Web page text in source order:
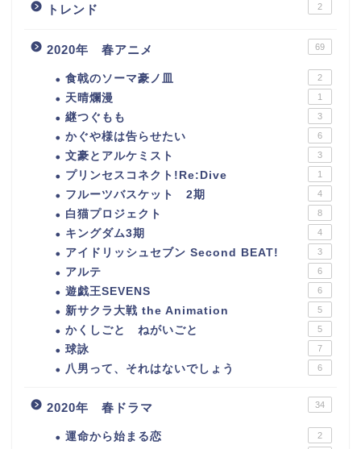
トレンド 2
2020年 春アニメ 69
食戟のソーマ豪ノ皿 2
天晴爛漫 1
継つぐもも 3
かぐや様は告らせたい 6
文豪とアルケミスト 3
プリンセスコネクト!Re:Dive 1
フルーツバスケット 2期 4
白猫プロジェクト 8
キングダム3期 4
アイドリッシュセブン Second BEAT! 3
アルテ 6
遊戯王SEVENS 6
新サクラ大戦 the Animation 5
かくしごと ねがいごと 5
球詠 7
八男って、それはないでしょう 6
2020年 春ドラマ 34
運命から始まる恋 2